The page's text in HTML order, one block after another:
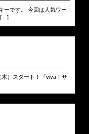
ーです。 今回は人気ワー
[…]
）スタート！『viva！サ